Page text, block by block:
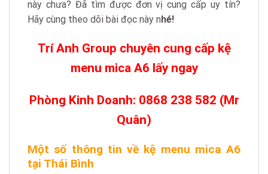
này chưa? Đã tìm được đơn vị cung cấp uy tín?
Hãy cùng theo dõi bài đọc này nhé!
Trí Anh Group chuyên cung cấp kệ
menu mica A6 lấy ngay
Phòng Kinh Doanh: 0868 238 582 (Mr
Quân)
Một số thông tin về kệ menu mica A6
tại Thái Bình